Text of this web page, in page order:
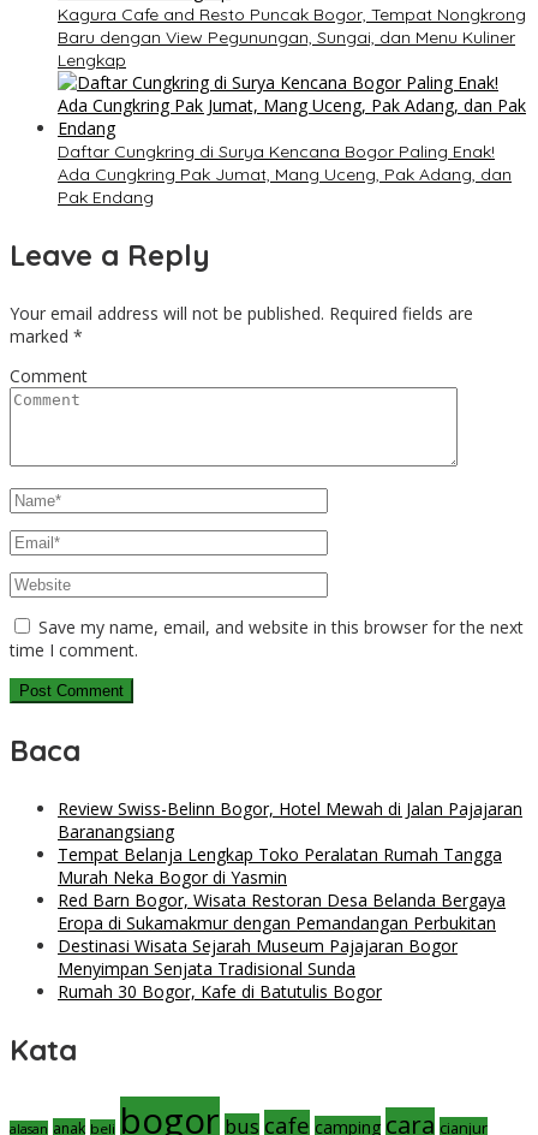
Kagura Cafe and Resto Puncak Bogor, Tempat Nongkrong
Baru dengan View Pegunungan, Sungai, dan Menu Kuliner
Lengkap
Daftar Cungkring di Surya Kencana Bogor Paling Enak!
Ada Cungkring Pak Jumat, Mang Uceng, Pak Adang, dan
Pak Endang
Leave a Reply
Your email address will not be published. Required fields are
marked *
Comment
Save my name, email, and website in this browser for the next
time I comment.
Baca
Review Swiss-Belinn Bogor, Hotel Mewah di Jalan Pajajaran
Baranangsiang
Tempat Belanja Lengkap Toko Peralatan Rumah Tangga
Murah Neka Bogor di Yasmin
Red Barn Bogor, Wisata Restoran Desa Belanda Bergaya
Eropa di Sukamakmur dengan Pemandangan Perbukitan
Destinasi Wisata Sejarah Museum Pajajaran Bogor
Menyimpan Senjata Tradisional Sunda
Rumah 30 Bogor, Kafe di Batutulis Bogor
Kata
alasan anak beli bogor bus cafe camping cara cianjur